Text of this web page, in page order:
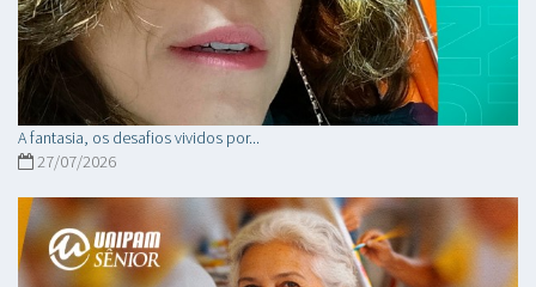
A fantasia, os desafios vividos por...
27/07/2026